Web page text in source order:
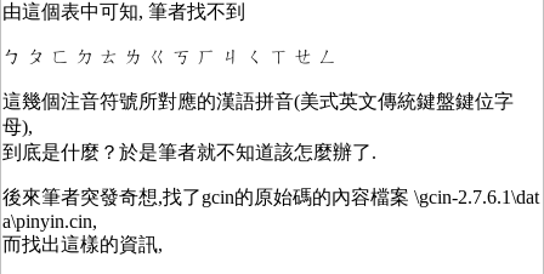
由這個表中可知, 筆者找不到
ㄅ ㄆ ㄈ ㄉ ㄊ ㄌ ㄍ ㄎ ㄏ ㄐ ㄑ ㄒ ㄝ ㄥ
這幾個注音符號所對應的漢語拼音(美式英文傳統鍵盤鍵位字
母),
到底是什麼？於是筆者就不知道該怎麼辦了.
後來筆者突發奇想,找了gcin的原始碼的內容檔案 \gcin-2.7.6.1\dat
a\pinyin.cin,
而找出這樣的資訊,